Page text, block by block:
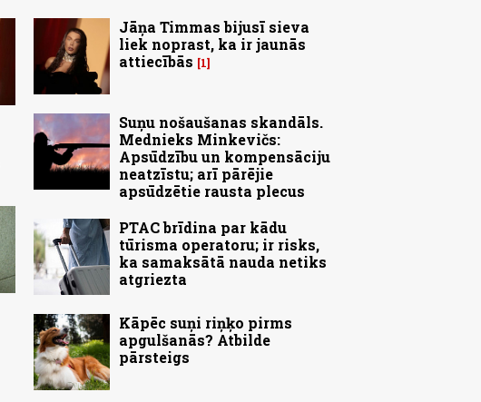
Jāņa Timmas bijusī sieva
liek noprast, ka ir jaunās
attiecībās
1
Suņu nošaušanas skandāls.
Mednieks Minkevičs:
Apsūdzību un kompensāciju
neatzīstu; arī pārējie
apsūdzētie rausta plecus
PTAC brīdina par kādu
tūrisma operatoru; ir risks,
ka samaksātā nauda netiks
atgriezta
Kāpēc suņi riņķo pirms
apgulšanās? Atbilde
pārsteigs